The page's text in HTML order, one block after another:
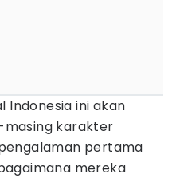
Indonesia ini akan
masing karakter
pertama
mereka